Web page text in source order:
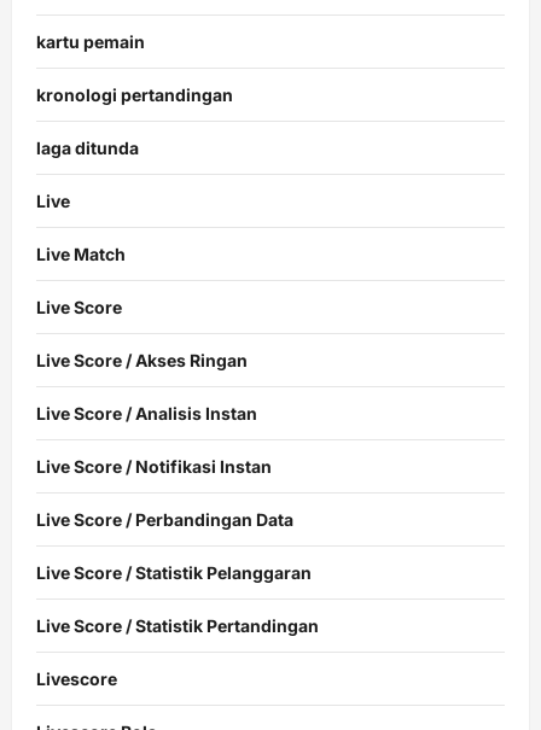
kartu pemain
kronologi pertandingan
laga ditunda
Live
Live Match
Live Score
Live Score / Akses Ringan
Live Score / Analisis Instan
Live Score / Notifikasi Instan
Live Score / Perbandingan Data
Live Score / Statistik Pelanggaran
Live Score / Statistik Pertandingan
Livescore